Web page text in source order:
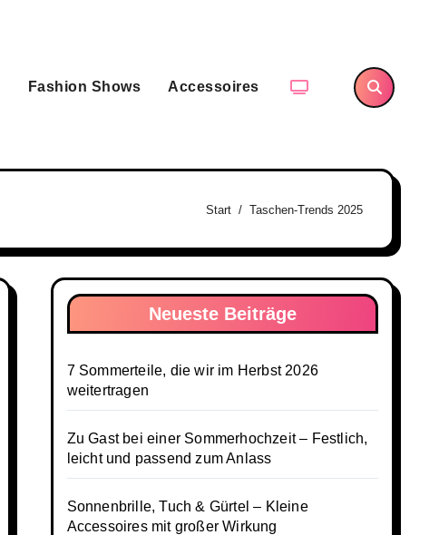
Fashion Shows Accessoires
Start Taschen-Trends 2025
Neueste Beiträge
7 Sommerteile, die wir im Herbst 2026
weitertragen
Zu Gast bei einer Sommerhochzeit – Festlich,
leicht und passend zum Anlass
Sonnenbrille, Tuch & Gürtel – Kleine
Accessoires mit großer Wirkung